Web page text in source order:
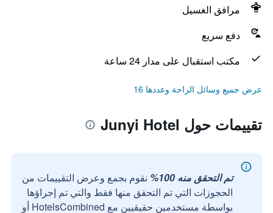
مرافق الغسيل
دفع سريع
مكتب استقبال على مدار 24 ساعة
عرض جميع وسائل الراحة وعددها 16
تقييمات حول Junyi Hotel
تم التحقق منه 100%
نقوم بجمع وعرض التقييمات من
الحجوزات التي تم التحقق منها فقط والتي تم إجراؤها
بواسطة مستخدمين حقيقيين مع HotelsCombined أو